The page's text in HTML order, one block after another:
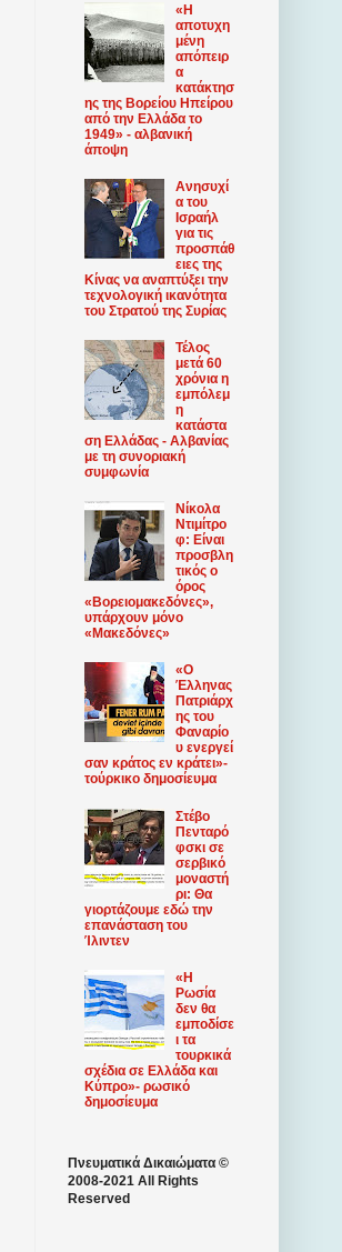
«Η
αποτυχη
μένη
απόπειρ
α
κατάκτησ
ης της Βορείου Ηπείρου
από την Ελλάδα το
1949» - αλβανική
άποψη
Ανησυχί
α του
Ισραήλ
για τις
προσπάθ
ειες της
Κίνας να αναπτύξει την
τεχνολογική ικανότητα
του Στρατού της Συρίας
Τέλος
μετά 60
χρόνια η
εμπόλεμ
η
κατάστα
ση Ελλάδας - Αλβανίας
με τη συνοριακή
συμφωνία
Νίκολα
Ντιμίτρο
φ: Είναι
προσβλη
τικός ο
όρος
«Βορειομακεδόνες»,
υπάρχουν μόνο
«Μακεδόνες»
«Ο
Έλληνας
Πατριάρχ
ης του
Φαναρίο
υ ​​ενεργεί
σαν κράτος εν κράτει»-
τούρκικο δημοσίευμα
Στέβο
Πενταρό
φσκι σε
σερβικό
μοναστή
ρι: Θα
γιορτάζουμε εδώ την
επανάσταση του
Ίλιντεν
«Η
Ρωσία
δεν θα
εμποδίσε
ι τα
τουρκικά
σχέδια σε Ελλάδα και
Κύπρο»- ρωσικό
δημοσίευμα
Πνευματικά Δικαιώματα ©
2008-2021 All Rights
Reserved